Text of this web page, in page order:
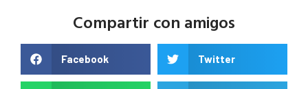
Compartir con amigos
Facebook Twitter